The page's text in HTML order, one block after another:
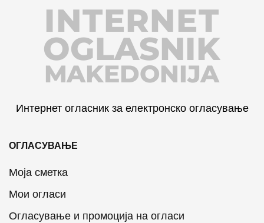
INTERNET
MAKEDONIJA
OGLASNIK
Интернет огласник за електронско огласување
ОГЛАСУВАЊЕ
Моја сметка
Мои огласи
Огласување и промоција на огласи